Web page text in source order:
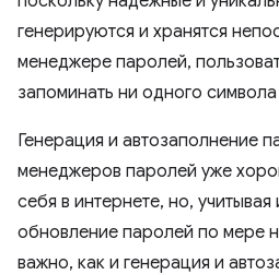
генерируются и хранятся
менеджере паролей,
запоминать ни одного
Генерация и автозаполнение
менеджеров паролей уже
себя в интернете, но,
обновление паролей по мере
важно, как и генерация и